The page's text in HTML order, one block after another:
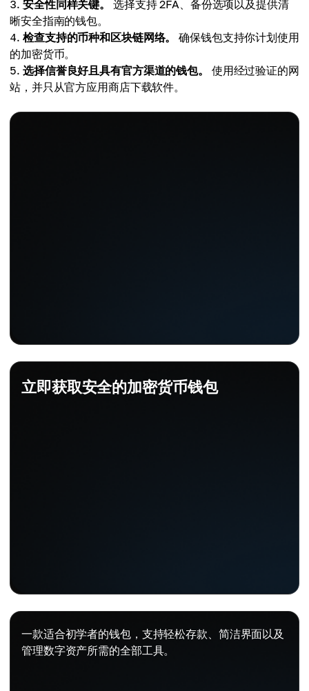
安全性同样关键。
选择支持 2FA、备份选项以及提供清
晰安全指南的钱包。
检查支持的币种和区块链网络。
确保钱包支持你计划使用
的加密货币。
选择信誉良好且具有官方渠道的钱包。
使用经过验证的网
站，并只从官方应用商店下载软件。
立即获取安全的加密货币钱包
一款适合初学者的钱包，支持轻松存款、简洁界面以及
管理数字资产所需的全部工具。